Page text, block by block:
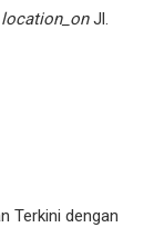
location_onJl.
Terkini dengan